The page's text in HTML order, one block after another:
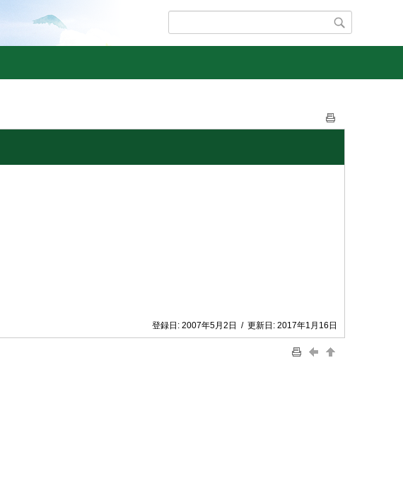
登録日: 2007年5月2日 / 更新日: 2017年1月16日